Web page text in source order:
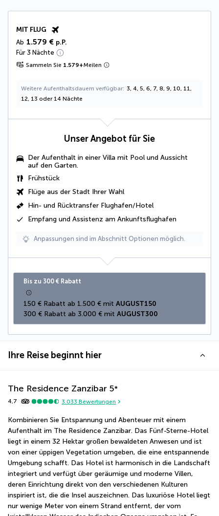
MIT FLUG
Ab 1.579 € p.P.
Für 3 Nächte
Sammeln Sie 1.579+Meilen
Weitere Aufenthaltsdauern verfügbar 3, 4, 5, 6, 7, 8, 9, 10, 11,
12, 13 oder 14 Nächte
Unser Angebot für Sie
Der Aufenthalt in einer Villa mit Pool und Aussicht
auf den Garten.
Frühstück
Flüge aus der Stadt Ihrer Wahl
Hin- und Rücktransfer Flughafen/Hotel
Empfang und Assistenz am Ankunftsflughafen
Anpassungen sind im Abschnitt Optionen möglich.
Bis zu 300 € Rabatt
150 € Rabatt ab 1.500 € mit AUGUST150
300 € Rabatt ab 3.000 € mit AUGUST300
Ihre Reise beginnt hier
The Residence Zanzibar 5*
4,7 3.033 Bewertungen
Kombinieren Sie Entspannung und Abenteuer mit einem
Aufenthalt im The Residence Zanzibar. Das Fünf-Sterne-Hotel
liegt in einem 32 Hektar großen bewaldeten Anwesen und ist
von einer üppigen Vegetation umgeben, die eine entspannende
Umgebung schafft. Das Hotel ist harmonisch in die Landschaft
integriert und verfügt über geräumige und moderne Villen,
deren Einrichtung direkt von den verschiedenen Kulturen
inspiriert ist, die die Insel auszeichnen. Das luxuriöse Hotel liegt
nur wenige Meter von einem Strand entfernt, der vom